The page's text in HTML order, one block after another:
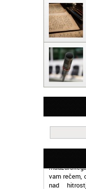
Matjaž iz
Lahko
Oxford, ker
učinkoviti.
vam
nad
prevajalcev